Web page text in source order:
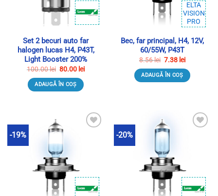
Set 2 becuri auto far
halogen lucas H4, P43T,
Light Booster 200%
100.00lei Prețul
a
fost:
100.00 lei.
80.00 leiPrețul
ADAUGĂ ÎN COȘ
Bec, far principal, H4, 12V,
60/55W, P43T
ELTA
VISION
PRO
8.56lei Prețul
a
fost:
8.56 lei.
7.38 leiPrețul
este:
7.38 lei.
ADAUGĂ ÎN COȘ
-19% -20% Adauga in Wishlist